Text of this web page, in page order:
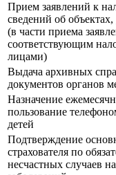
Прием заявлений к
сведений об
(в части приема
соответствующим
лицами)
Выдача архивных
документов органов
Назначение
пользование
детей
Подтверждение
страхователя по
несчастных случаев